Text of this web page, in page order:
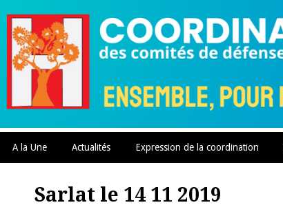
content
A la Une Actualités Expression de la coordination
Sarlat le 14 11 2019